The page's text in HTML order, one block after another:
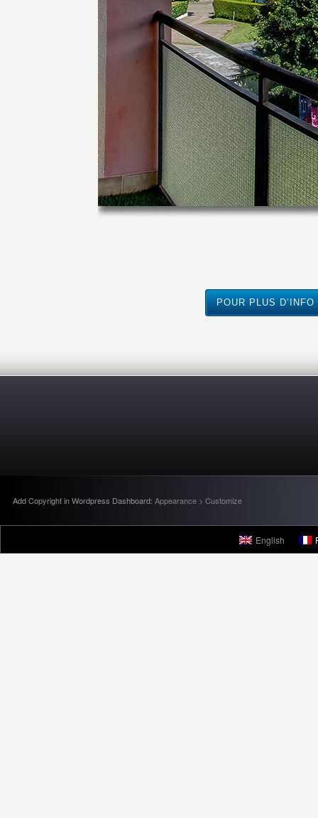
POUR PLUS
Add Copyright in Wordpress Dashboard: Appearance > Customize
English